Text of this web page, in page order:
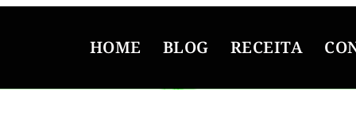
HOME BLOG RECEITA